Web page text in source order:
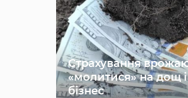
Страхування
«молитися» на дощ і
бізнес